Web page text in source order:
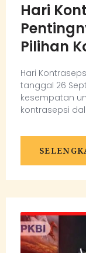
Hari
Pilihan
Hari
tanggal 26
kesempatan
kontrasepsi